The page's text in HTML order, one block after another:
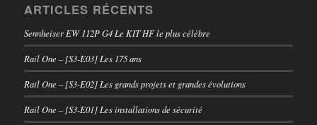
ARTICLES RÉCENTS
Sennheiser EW 112P G4 Le KIT HF le plus célèbre
Rail One – [S3-E03] Les 175 ans
Rail One – [S3-E02] Les grands projets et grandes évolutions
Rail One – [S3-E01] Les installations de sécurité